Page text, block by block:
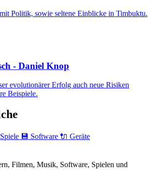
Politik, sowie seltene Einblicke in Timbuktu.
- Daniel Knop
evolutionärer Erfolg auch neue Risiken
Beispiele.
💾 Software 🔌 Geräte
Filmen, Musik, Software, Spielen und